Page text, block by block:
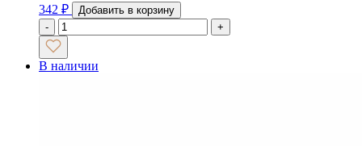
342 ₽
Добавить в корзину
-
+
В наличии